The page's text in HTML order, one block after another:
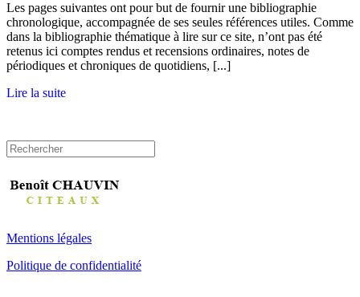
Les pages suivantes ont pour but de fournir une bibliographie
chronologique, accompagnée de ses seules références utiles. Comme
dans la bibliographie thématique à lire sur ce site, n’ont pas été
retenus ici comptes rendus et recensions ordinaires, notes de
périodiques et chroniques de quotidiens, [...]
Lire la suite
Mentions légales
Politique de confidentialité